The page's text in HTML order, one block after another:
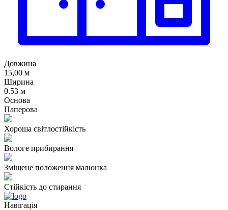
Довжина
15,00 м
Ширина
0.53 м
Основа
Паперова
Хороша світлостійкість
Вологе прибирання
Зміщене положення малюнка
Стійкість до стирання
Навігація